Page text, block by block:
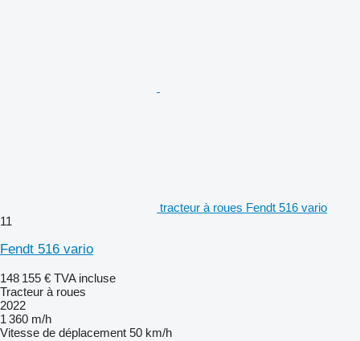
tracteur à roues Fendt 516 vario
11
Fendt 516 vario
148 155 € TVA incluse
Tracteur à roues
2022
1 360 m/h
Vitesse de déplacement 50 km/h